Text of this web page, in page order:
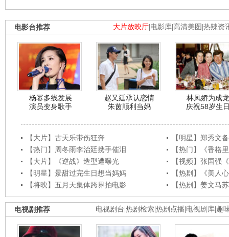
大片放映厅 电影库 高清美图 热辣资
电影台推荐
杨幂多线发展
演员变身歌手
赵又廷承认恋情
朱茵顺利当妈
林凤娇为成龙
庆祝58岁生
【大片】古天乐带伤狂奔
【明星】郑秀文
【热门】周冬雨李治廷携手催泪
【热门】《香格
【大片】《逆战》造型遭曝光
【视频】张国强
【明星】景甜过完生日想当妈妈
【热剧】《美人
【将映】五月天集体跨界拍电影
【热剧】姜文马
电视剧台 热剧检索 热剧点播 电视剧库 趣
电视剧推荐